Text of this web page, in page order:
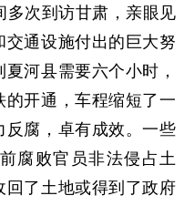
次到访甘肃，亲眼见
通设施付出的巨大努
河县需要六个小时，
开通，车程缩短了一
腐，卓有成效。一些
腐败官员非法侵占土
了土地或得到了政府